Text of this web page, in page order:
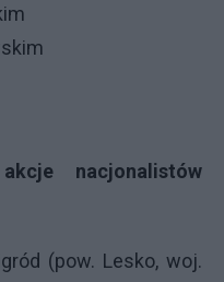
nacjonalistów
(pow. Lesko, woj.